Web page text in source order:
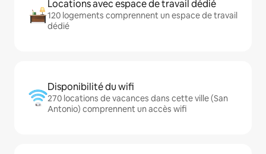
Locations avec espace de travail dédié
120 logements comprennent un espace de travail
dédié
Disponibilité du wifi
270 locations de vacances dans cette ville (San
Antonio) comprennent un accès wifi